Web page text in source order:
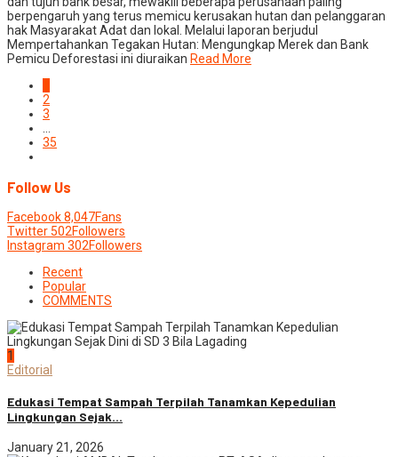
berpengaruh yang terus memicu kerusakan hutan dan pelanggaran
hak Masyarakat Adat dan lokal. Melalui laporan berjudul
Mempertahankan Tegakan Hutan: Mengungkap Merek dan Bank
Pemicu Deforestasi ini diuraikan Read More
2
3
…
35
Follow Us
Facebook8,047Fans
Twitter502Followers
Instagram 302Followers
Recent
Popular
COMMENTS
1
Editorial
Edukasi Tempat Sampah Terpilah Tanamkan Kepedulian
Lingkungan Sejak...
January 21, 2026